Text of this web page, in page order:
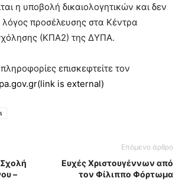
η υποβολή δικαιολογητικών και δεν
προσέλευσης στα Κέντρα
(ΚΠΑ2) της ΔΥΠΑ.
επισκεφτείτε τον
is external)
–
Επόμενο άρθρο
Ευχές Χριστουγέννων από
τον Φίλιππο Φόρτωμα